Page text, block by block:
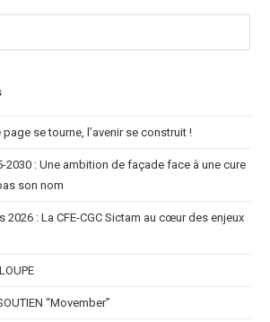
se tourne, l’avenir se construit !
2030 : Une ambition de façade face à une cure
son nom
: La CFE-CGC Sictam au cœur des enjeux
“Movember”